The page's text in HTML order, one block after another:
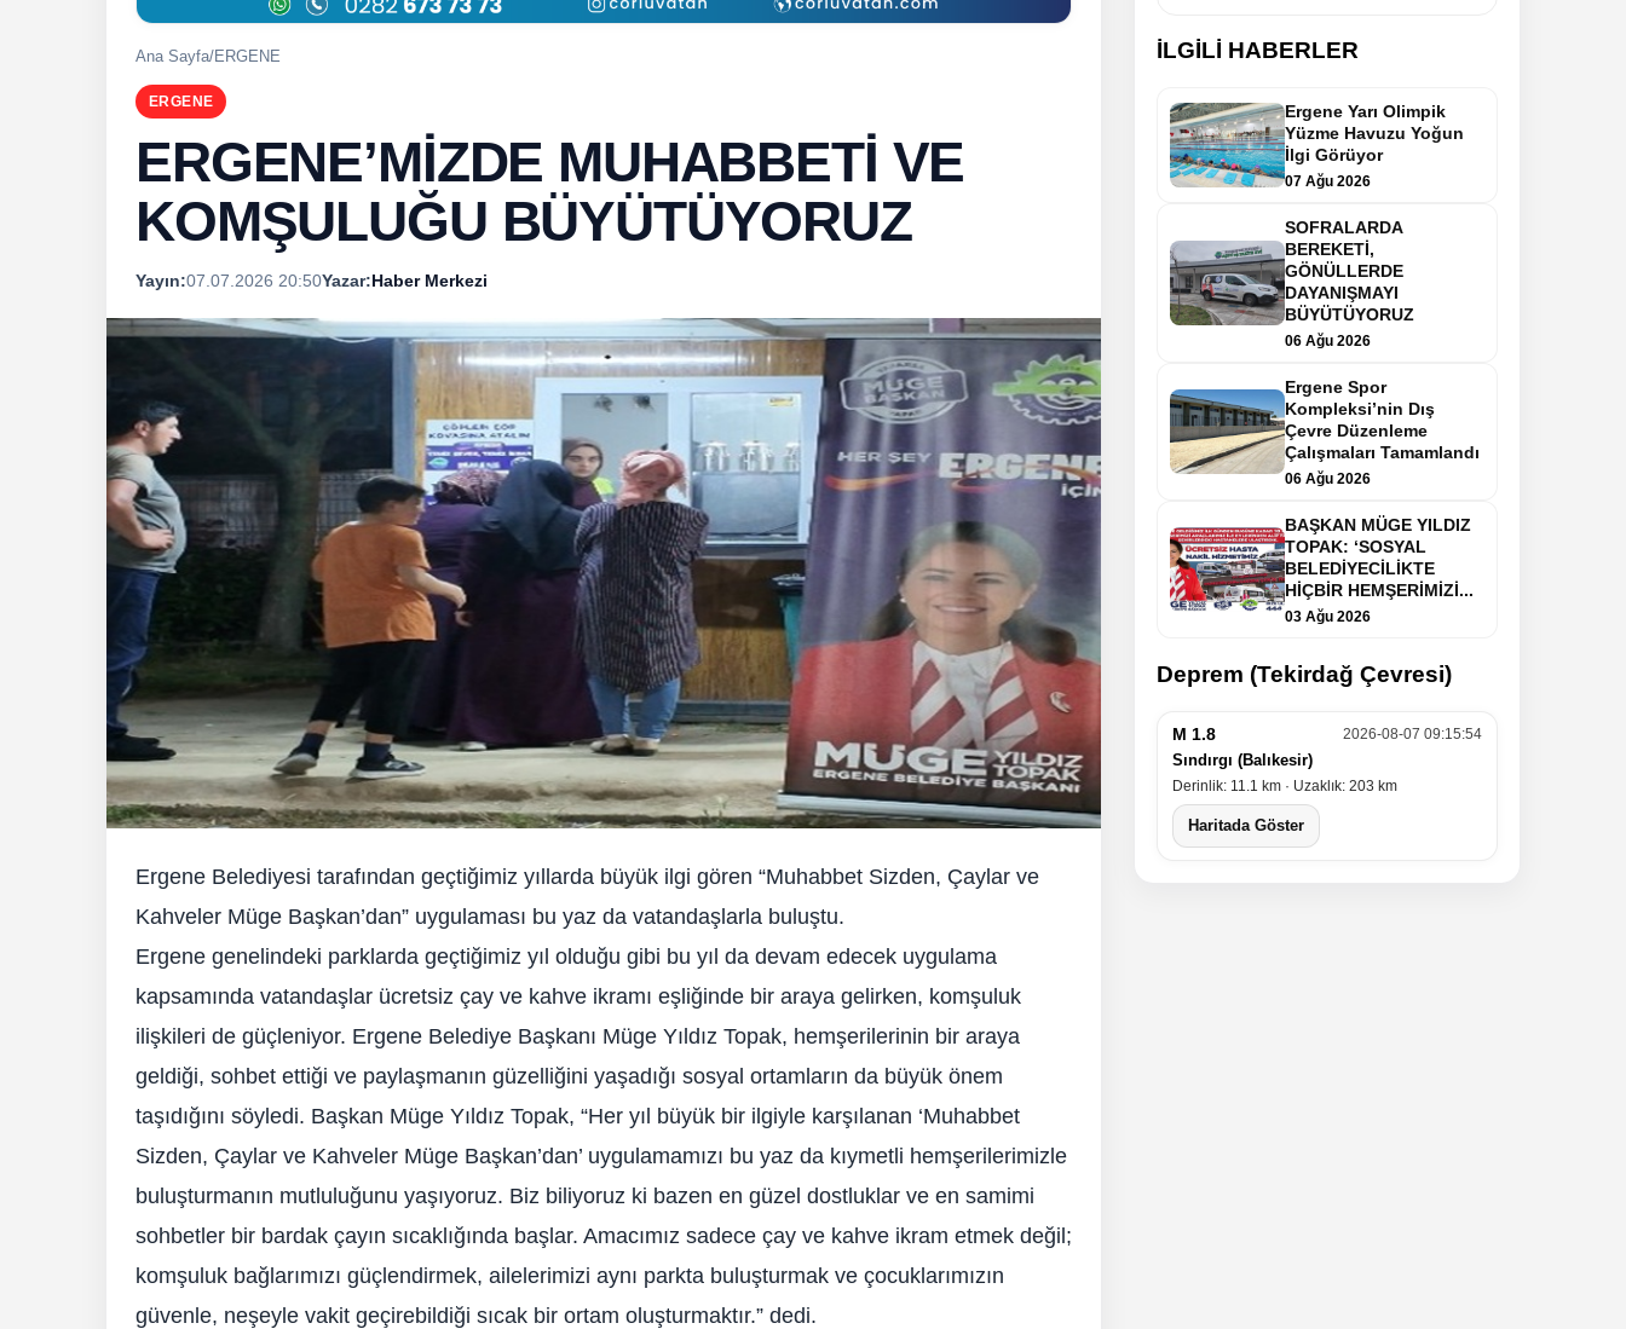
Ana Sayfa/ERGENE
ERGENE
ERGENE’MİZDE MUHABBETİ VE
KOMŞULUĞU BÜYÜTÜYORUZ
Yayın:07.07.2026 20:50Yazar:Haber Merkezi
Ergene Belediyesi tarafından geçtiğimiz yıllarda büyük ilgi gören “Muhabbet Sizden, Çaylar ve
Kahveler Müge Başkan’dan” uygulaması bu yaz da vatandaşlarla buluştu.
Ergene genelindeki parklarda geçtiğimiz yıl olduğu gibi bu yıl da devam edecek uygulama
kapsamında vatandaşlar ücretsiz çay ve kahve ikramı eşliğinde bir araya gelirken, komşuluk
ilişkileri de güçleniyor. Ergene Belediye Başkanı Müge Yıldız Topak, hemşerilerinin bir araya
geldiği, sohbet ettiği ve paylaşmanın güzelliğini yaşadığı sosyal ortamların da büyük önem
taşıdığını söyledi. Başkan Müge Yıldız Topak, “Her yıl büyük bir ilgiyle karşılanan ‘Muhabbet
Sizden, Çaylar ve Kahveler Müge Başkan’dan’ uygulamamızı bu yaz da kıymetli hemşerilerimizle
buluşturmanın mutluluğunu yaşıyoruz. Biz biliyoruz ki bazen en güzel dostluklar ve en samimi
sohbetler bir bardak çayın sıcaklığında başlar. Amacımız sadece çay ve kahve ikram etmek değil;
komşuluk bağlarımızı güçlendirmek, ailelerimizi aynı parkta buluşturmak ve çocuklarımızın
güvenle, neşeyle vakit geçirebildiği sıcak bir ortam oluşturmaktır.” dedi.
İLGİLİ HABERLER
Ergene Yarı Olimpik
Yüzme Havuzu Yoğun
İlgi Görüyor
07 Ağu 2026
SOFRALARDA
BEREKETİ,
GÖNÜLLERDE
DAYANIŞMAYI
BÜYÜTÜYORUZ
06 Ağu 2026
Ergene Spor
Kompleksi’nin Dış
Çevre Düzenleme
Çalışmaları Tamamlandı
06 Ağu 2026
BAŞKAN MÜGE YILDIZ
TOPAK: ‘SOSYAL
BELEDİYECİLİKTE
HİÇBİR HEMŞERİMİZİ...
03 Ağu 2026
Deprem (Tekirdağ Çevresi)
M 1.8 2026-08-07 09:15:54
Sındırgı (Balıkesir)
Derinlik: 11.1 km · Uzaklık: 203 km
Haritada Göster